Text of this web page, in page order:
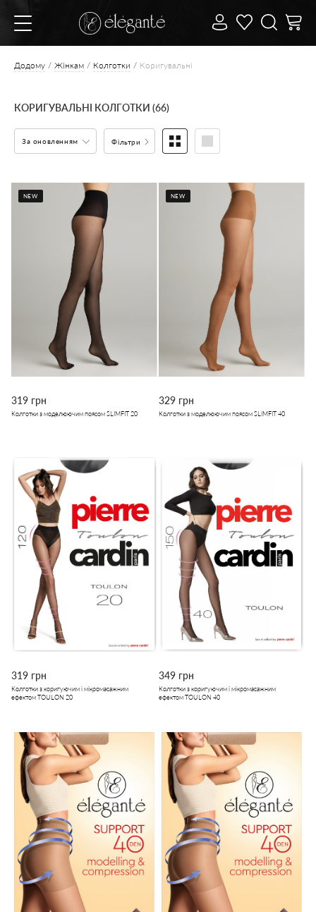
Додому Жінкам Колготки Коригувальні
КОРИГУВАЛЬНІ КОЛГОТКИ (66)
За оновленням Фільтри
NEW
319 грн
Колготки з моделюючим поясом SLIMFIT 20
NEW
329 грн
Колготки з моделюючим поясом SLIMFIT 40
319 грн
Колготки з коригуючим і мікромасажним
ефектом TOULON 20
349 грн
Колготки з коригуючим і мікромасажним
ефектом TOULON 40